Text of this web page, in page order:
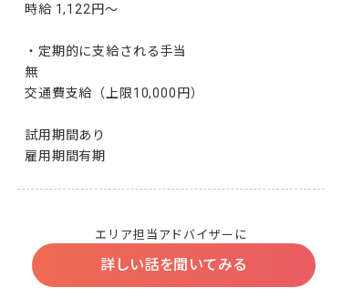
時給 1,122円〜
・定期的に支給される手当
無
交通費支給（上限10,000円）
試用期間あり
雇用期間有期
エリア担当アドバイザーに
詳しい話を聞いてみる